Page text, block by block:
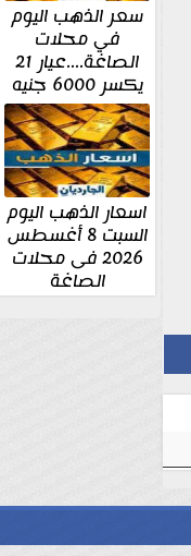
سعر الذهب اليوم
في محلات
الصاغة....عيار 21
يكسر 6000 جنيه
اسعار الذهب اليوم
السبت 8 أغسطس
2026 فى محلات
الصاغة